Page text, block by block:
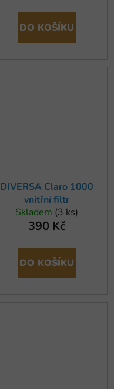
DO KOŠÍKU
DIVERSA Claro 1000
vnitřní filtr
Skladem (3 ks)
390 Kč
DO KOŠÍKU